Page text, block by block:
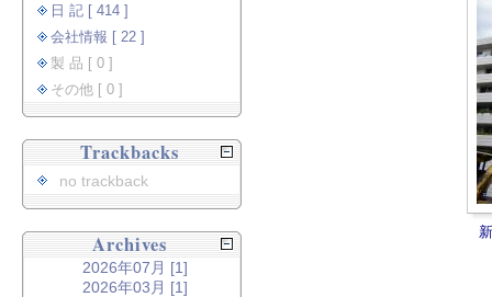
日 記 [ 414 ]
会社情報 [ 22 ]
製 品 [ 0 ]
その他 [ 0 ]
Trackbacks
no trackback
Archives
2026年07月 [1]
2026年03月 [1]